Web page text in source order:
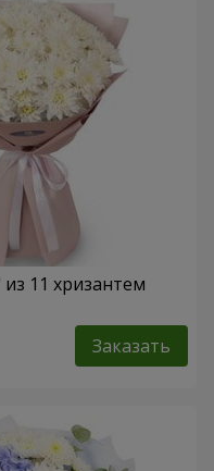
11 хризантем
Заказать